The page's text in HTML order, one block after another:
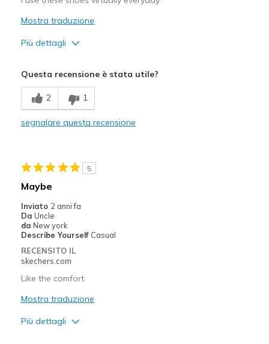
Mostra traduzione
Più dettagli
Comfortable
Migliori Utilizzi:
Casual Wear
Sizing
View On Shoes
Questa recensione è stata utile?
2 1
segnalare questa recensione
5
Maybe
Inviato 2 anni fa
Da Uncle
da New york
Describe Yourself Casual
RECENSITO IL
skechers.com
Like the comfort.
Mostra traduzione
Più dettagli